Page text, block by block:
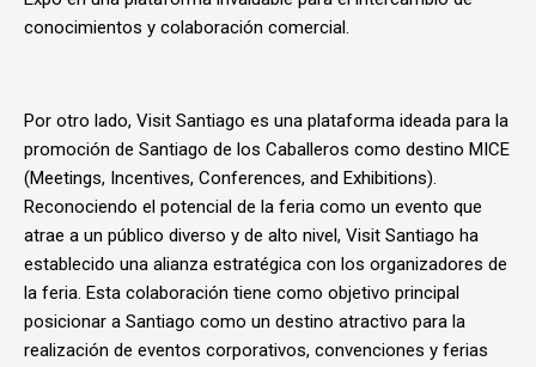
conocimientos y colaboración comercial.
Por otro lado, Visit Santiago es una plataforma ideada para la
promoción de Santiago de los Caballeros como destino MICE
(Meetings, Incentives, Conferences, and Exhibitions).
Reconociendo el potencial de la feria como un evento que
atrae a un público diverso y de alto nivel, Visit Santiago ha
establecido una alianza estratégica con los organizadores de
la feria. Esta colaboración tiene como objetivo principal
posicionar a Santiago como un destino atractivo para la
realización de eventos corporativos, convenciones y ferias